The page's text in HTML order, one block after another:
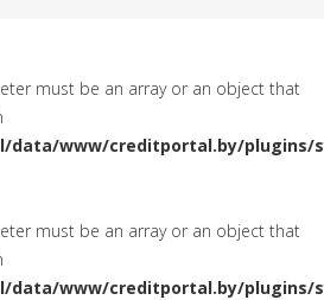
must be an array or an object that
www/creditportal.by/plugins/
must be an array or an object that
www/creditportal.by/plugins/